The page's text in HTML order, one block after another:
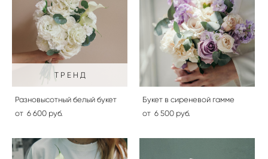
Т Р Е Н Д
Разновысотный белый букет
от 6 600 pуб.
Букет в сиреневой гамме
от 6 500 pуб.